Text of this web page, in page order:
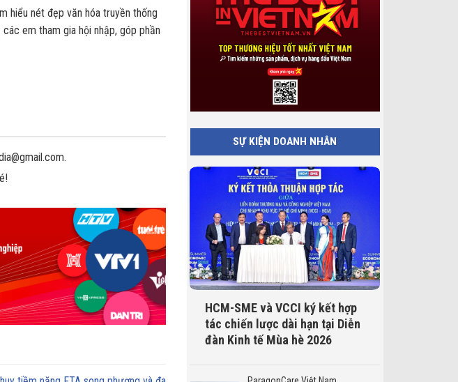
hiểu nét đẹp văn hóa truyền thống
em tham gia hội nhập, góp phần
SỰ KIỆN DOANH NHÂN
HCM-SME và VCCI ký kết hợp
tác chiến lược dài hạn tại Diễn
đàn Kinh tế Mùa hè 2026